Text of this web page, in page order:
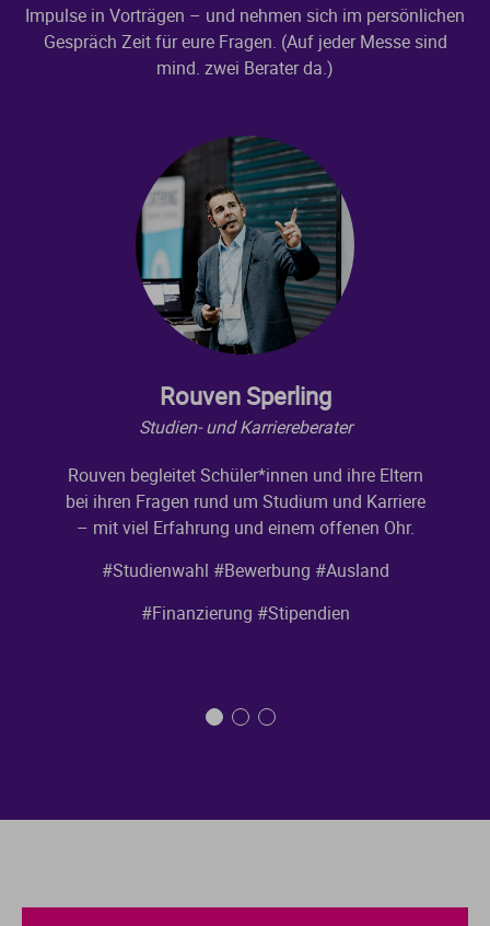
Impulse in Vorträgen – und nehmen sich im persönlichen
Gespräch Zeit für eure Fragen. (Auf jeder Messe sind
mind. zwei Berater da.)
Rouven Sperling
Studien- und Karriereberater
Rouven begleitet Schüler*innen und ihre Eltern
bei ihren Fragen rund um Studium und Karriere
– mit viel Erfahrung und einem offenen Ohr.
#Studienwahl #Bewerbung #Ausland
#Finanzierung #Stipendien